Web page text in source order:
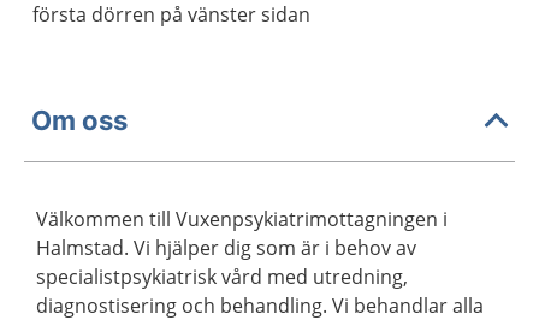
första dörren på vänster sidan
Om oss
Välkommen till Vuxenpsykiatrimottagningen i
Halmstad. Vi hjälper dig som är i behov av
specialistpsykiatrisk vård med utredning,
diagnostisering och behandling. Vi behandlar alla